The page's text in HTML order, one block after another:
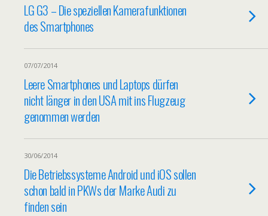
LG G3 – Die speziellen Kamerafunktionen
des Smartphones
07/07/2014
Leere Smartphones und Laptops dürfen
nicht länger in den USA mit ins Flugzeug
genommen werden
30/06/2014
Die Betriebssysteme Android und iOS sollen
schon bald in PKWs der Marke Audi zu
finden sein